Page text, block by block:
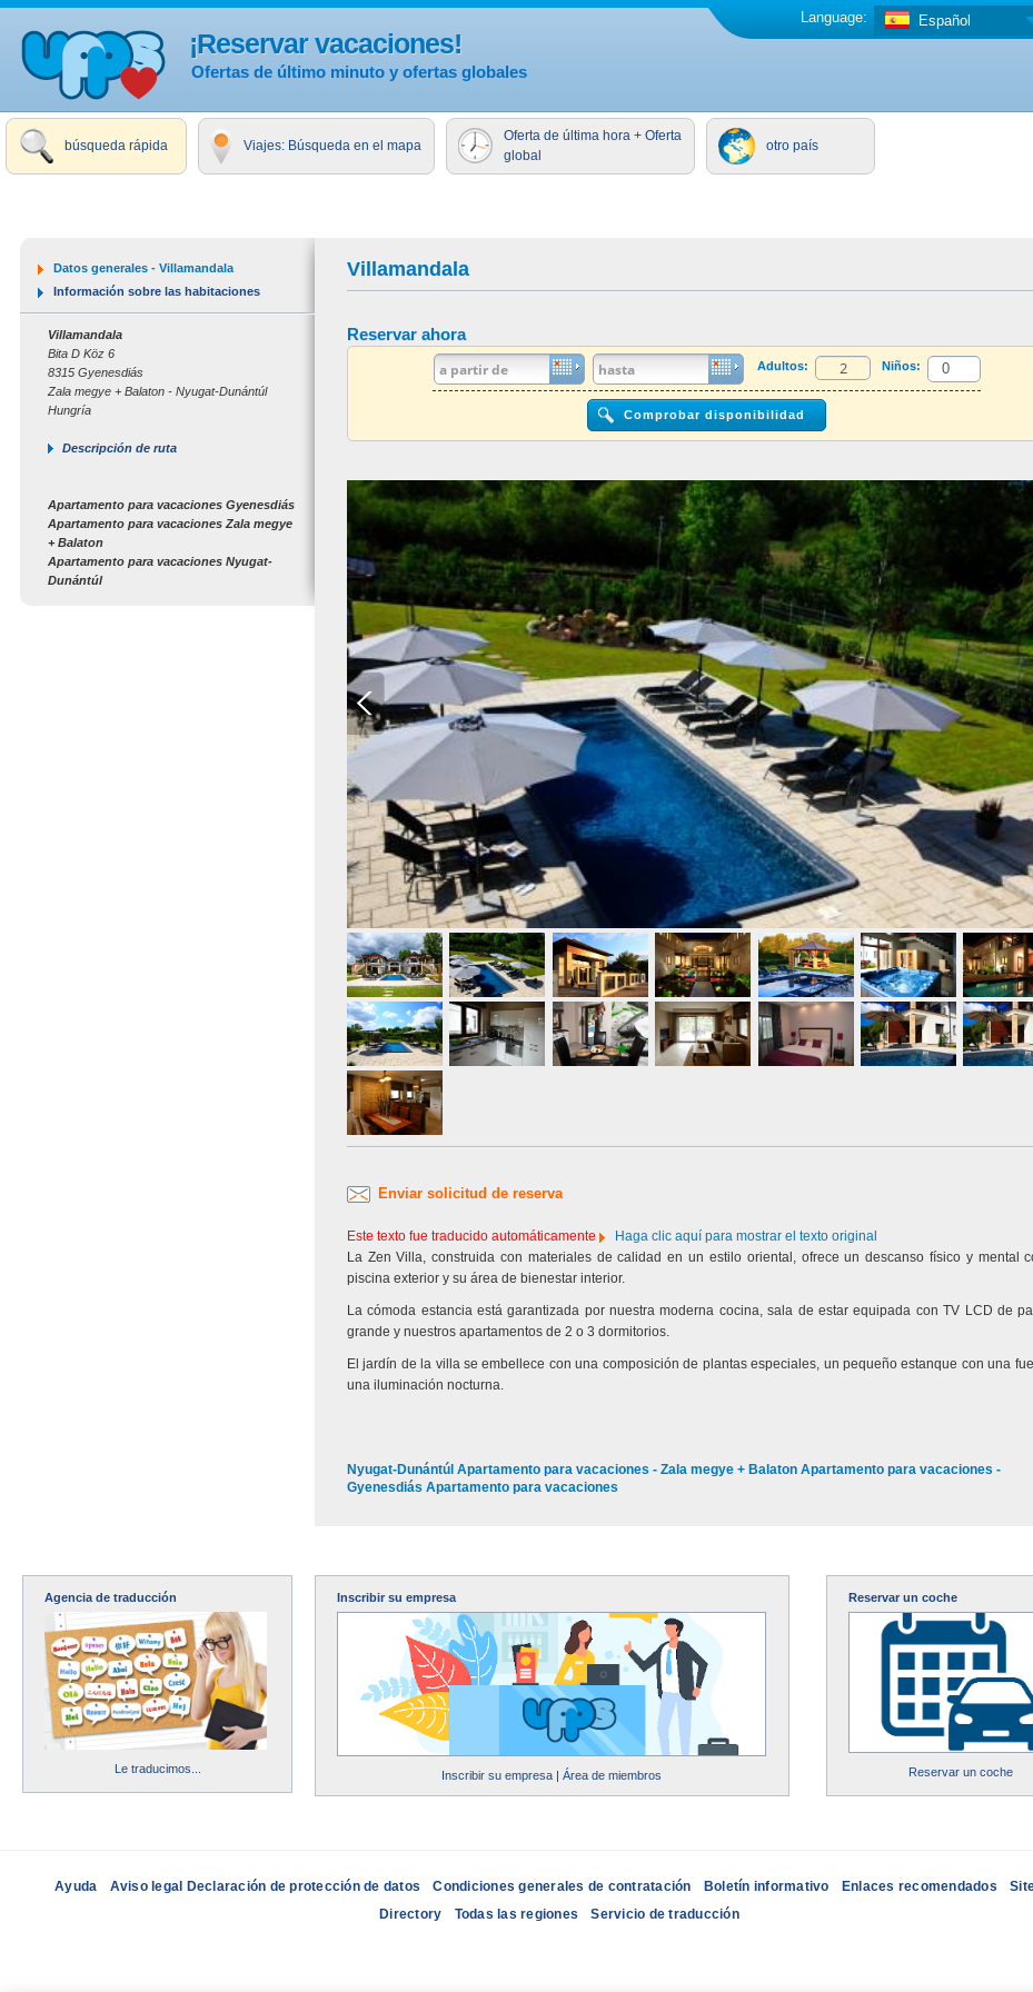
¡Reservar vacaciones!
Ofertas de último minuto y ofertas globales
Español
Language:
búsqueda rápida Viajes: Búsqueda en el mapa
Oferta de última hora + Oferta
global
otro país
Villamandala
Reservar ahora
Adultos: Niños:
Enviar solicitud de reserva
Este texto fue traducido automáticamente
Haga clic aquí para mostrar el texto original
La Zen Villa, construida con materiales de calidad en un estilo oriental, ofrece un descanso físico y mental
piscina exterior y su área de bienestar interior.
La cómoda estancia está garantizada por nuestra moderna cocina, sala de estar equipada con TV LCD de
grande y nuestros apartamentos de 2 o 3 dormitorios.
El jardín de la villa se embellece con una composición de plantas especiales, un pequeño estanque con una
una iluminación nocturna.
Nyugat-Dunántúl Apartamento para vacaciones - Zala megye + Balaton Apartamento para vacaciones -
Gyenesdiás Apartamento para vacaciones
Datos generales - Villamandala
Información sobre las habitaciones
Villamandala
Bita D Köz 6
8315 Gyenesdiás
Zala megye + Balaton - Nyugat-Dunántúl
Hungría
Descripción de ruta
Apartamento para vacaciones Gyenesdiás
Apartamento para vacaciones Zala megye
+ Balaton
Apartamento para vacaciones Nyugat-
Dunántúl
Agencia de traducción
Le traducimos...
Inscribir su empresa
Inscribir su empresa |Área de miembros
Reservar un coche
Reservar un coche
Ayuda Aviso legal Declaración de protección de datos Condiciones generales de contratación Boletín informativo Enlaces recomendados
Directory
Todas las regiones Servicio de traducción